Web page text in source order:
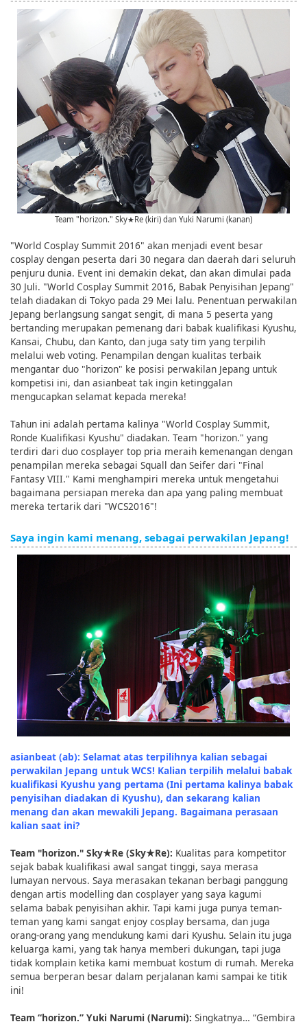
Team "horizon." Sky★Re (kiri) dan Yuki Narumi (kanan)
"World Cosplay Summit 2016" akan menjadi event besar
cosplay dengan peserta dari 30 negara dan daerah dari seluruh
penjuru dunia. Event ini demakin dekat, dan akan dimulai pada
30 Juli. "World Cosplay Summit 2016, Babak Penyisihan Jepang"
telah diadakan di Tokyo pada 29 Mei lalu. Penentuan perwakilan
Jepang berlangsung sangat sengit, di mana 5 peserta yang
bertanding merupakan pemenang dari babak kualifikasi Kyushu,
Kansai, Chubu, dan Kanto, dan juga saty tim yang terpilih
melalui web voting. Penampilan dengan kualitas terbaik
mengantar duo "horizon" ke posisi perwakilan Jepang untuk
kompetisi ini, dan asianbeat tak ingin ketinggalan
mengucapkan selamat kepada mereka!
Tahun ini adalah pertama kalinya "World Cosplay Summit,
Ronde Kualifikasi Kyushu" diadakan. Team "horizon." yang
terdiri dari duo cosplayer top pria meraih kemenangan dengan
penampilan mereka sebagai Squall dan Seifer dari "Final
Fantasy VIII." Kami menghampiri mereka untuk mengetahui
bagaimana persiapan mereka dan apa yang paling membuat
mereka tertarik dari "WCS2016"!
Saya ingin kami menang, sebagai perwakilan Jepang!
asianbeat (ab): Selamat atas terpilihnya kalian sebagai
perwakilan Jepang untuk WCS! Kalian terpilih melalui babak
kualifikasi Kyushu yang pertama (Ini pertama kalinya babak
penyisihan diadakan di Kyushu), dan sekarang kalian
menang dan akan mewakili Jepang. Bagaimana perasaan
kalian saat ini?
Team "horizon." Sky★Re (Sky★Re): Kualitas para kompetitor
sejak babak kualifikasi awal sangat tinggi, saya merasa
lumayan nervous. Saya merasakan tekanan berbagi panggung
dengan artis modelling dan cosplayer yang saya kagumi
selama babak penyisihan akhir. Tapi kami juga punya teman-
teman yang kami sangat enjoy cosplay bersama, dan juga
orang-orang yang mendukung kami dari Kyushu. Selain itu juga
keluarga kami, yang tak hanya memberi dukungan, tapi juga
tidak komplain ketika kami membuat kostum di rumah. Mereka
semua berperan besar dalam perjalanan kami sampai ke titik
ini!
Team “horizon.” Yuki Narumi (Narumi): Singkatnya… “Gembira